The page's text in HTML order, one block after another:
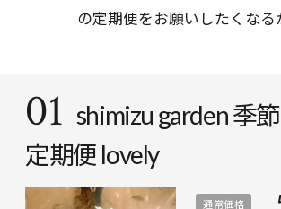
の定期便をお願いしたくなる
01 shimizu garden 季
定期便 lovely
通常価格